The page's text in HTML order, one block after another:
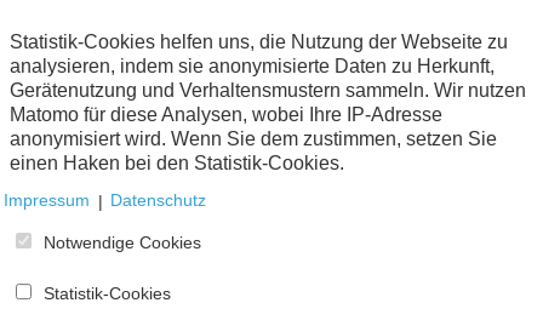
Publikationen
zum Verein
Keine Nachrichten verfügbar.
Statistik-Cookies helfen uns, die Nutzung der Webseite zu
analysieren, indem sie anonymisierte Daten zu Herkunft,
Gerätenutzung und Verhaltensmustern sammeln. Wir nutzen
Matomo für diese Analysen, wobei Ihre IP-Adresse
anonymisiert wird. Wenn Sie dem zustimmen, setzen Sie
einen Haken bei den Statistik-Cookies.
Impressum | Datenschutz
Notwendige Cookies
Statistik-Cookies